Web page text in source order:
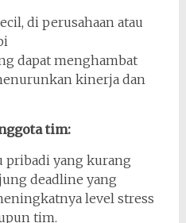
di perusahaan atau
dapat menghambat
kinerja dan
tim:
pribadi yang kurang
deadline yang
level stress
tim.